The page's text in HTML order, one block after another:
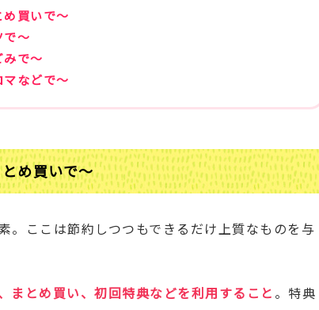
買いで～
で～
で～
などで～
め買いで～
。ここは節約しつつもできるだけ上質なものを与
まとめ買い、初回特典などを利用すること 。特典